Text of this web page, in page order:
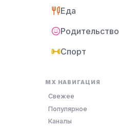
Еда
Родительство
Спорт
MX НАВИГАЦИЯ
Свежее
Популярное
Каналы